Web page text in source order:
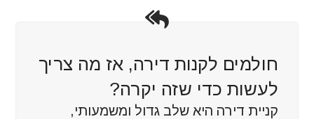
חולמים לקנות דירה, אז מה צריך
לעשות כדי שזה יקרה?
קניית דירה היא שלב גדול ומשמעותי,